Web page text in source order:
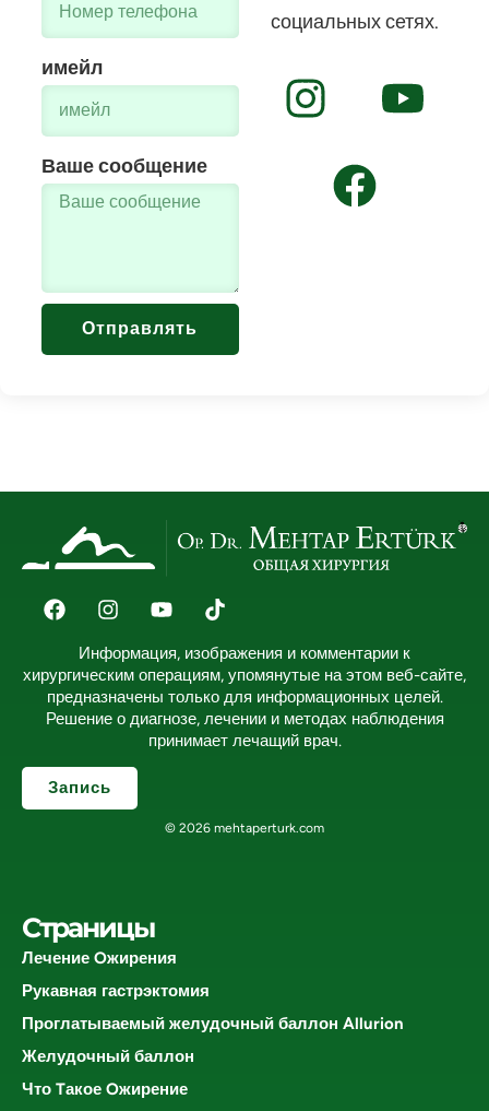
имейл
Ваше сообщение
Отправлять
социальных сетях.
Информация, изображения и комментарии к
хирургическим операциям, упомянутые на этом веб-сайте,
предназначены только для информационных целей.
Решение о диагнозе, лечении и методах наблюдения
принимает лечащий врач.
Запись
© 2026 mehtaperturk.com
Страницы
Лечение Oжирения
Рукавная гастрэктомия
Проглатываемый желудочный баллон Allurion
Желудочный баллон
Что Tакое Oжирение